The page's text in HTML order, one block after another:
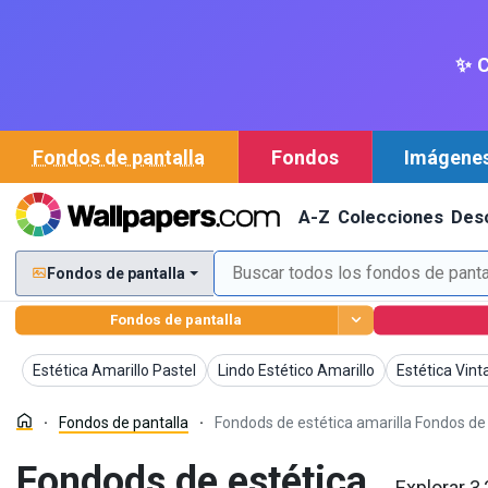
✨
Fondos de pantalla Fondos
A-Z Colecciones
Fondos de pantalla
Fondos de pantalla
Estética Amarillo Pastel
Fondos de pantalla Lindo Estético Amarillo
Fondos de pantalla Estética
Fondos de
Fondos de pantalla Fondods de estética amarilla Fondos